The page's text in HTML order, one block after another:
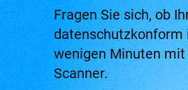
Fragen Sie sich, ob
datenschutzkonform
wenigen Minuten
Scanner.